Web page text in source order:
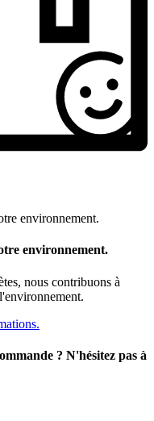
environnement.
nous contribuons à
? N'hésitez pas à